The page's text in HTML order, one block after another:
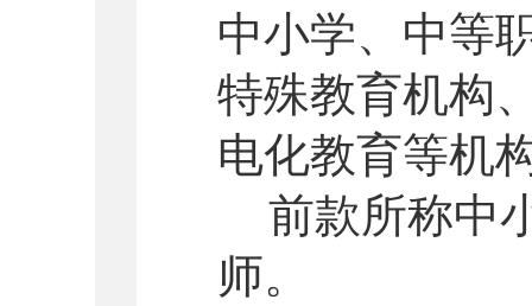
中小学、 中等
特殊教育机构
电化教育等机
前款所称中
师。